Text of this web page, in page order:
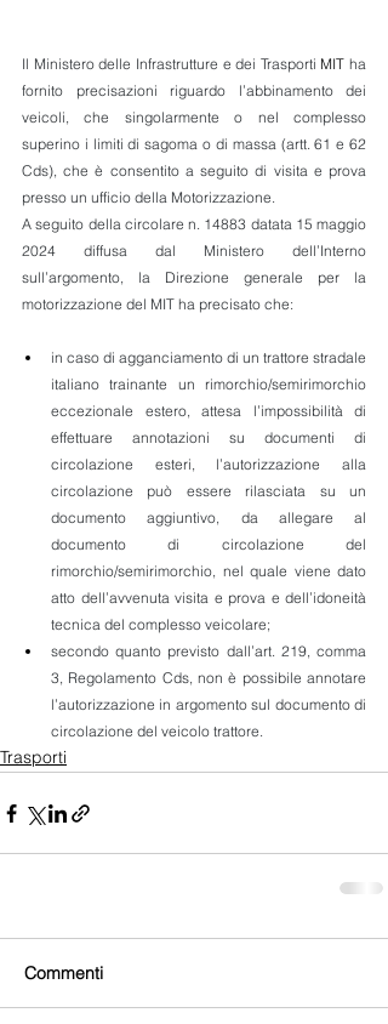
Il Ministero delle Infrastrutture e dei Trasporti MIT ha
fornito precisazioni riguardo l’abbinamento dei
veicoli, che singolarmente o nel complesso
superino i limiti di sagoma o di massa (artt. 61 e 62
Cds), che è consentito a seguito di visita e prova
presso un ufficio della Motorizzazione.
A seguito della circolare n. 14883 datata 15 maggio
2024 diffusa dal Ministero dell’Interno
sull’argomento, la Direzione generale per la
motorizzazione del MIT ha precisato che:
in caso di agganciamento di un trattore stradale
italiano trainante un rimorchio/semirimorchio
eccezionale estero, attesa l’impossibilità di
effettuare annotazioni su documenti di
circolazione esteri, l’autorizzazione alla
circolazione può essere rilasciata su un
documento aggiuntivo, da allegare al
documento di circolazione del
rimorchio/semirimorchio, nel quale viene dato
atto dell’avvenuta visita e prova e dell’idoneità
tecnica del complesso veicolare;
secondo quanto previsto dall’art. 219, comma
3, Regolamento Cds, non è possibile annotare
l’autorizzazione in argomento sul documento di
circolazione del veicolo trattore.
Trasporti
Commenti